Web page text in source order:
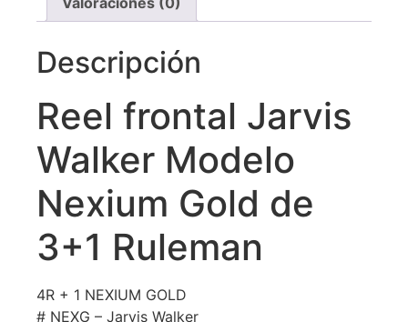
Descripción
Reel frontal Jarvis
Walker Modelo
Nexium Gold de
3+1 Ruleman
4R + 1 NEXIUM GOLD
# NEXG – Jarvis Walker